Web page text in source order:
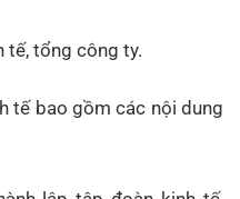
tế, tổng công ty.
tế bao gồm các nội dung